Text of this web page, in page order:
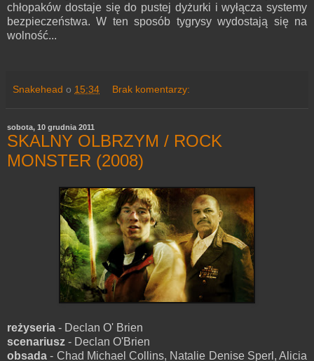
chłopaków dostaje się do pustej dyżurki i wyłącza systemy
bezpieczeństwa. W ten sposób tygrysy wydostają się na
wolność...
Snakehead o 15:34 Brak komentarzy:
sobota, 10 grudnia 2011
SKALNY OLBRZYM / ROCK
MONSTER (2008)
reżyseria - Declan O' Brien
scenariusz - Declan O'Brien
obsada - Chad Michael Collins, Natalie Denise Sperl, Alicia